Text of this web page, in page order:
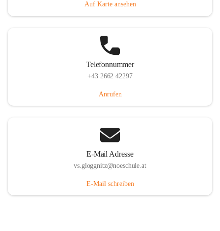
Auf Karte ansehen
Telefonnummer
+43 2662 42297
Anrufen
E-Mail Adresse
vs.gloggnitz@noeschule.at
E-Mail schreiben